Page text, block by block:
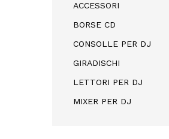
ACCESSORI
BORSE CD
CONSOLLE PER DJ
GIRADISCHI
LETTORI PER DJ
MIXER PER DJ